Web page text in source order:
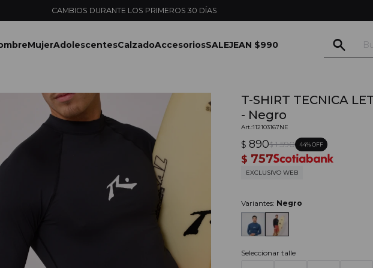
ENVÍOS EXPRESS EN MONTEVIDEO CON PEDIDOS YA
MujerAdolescentesCalzadoAccesoriosSALEJEAN $990
T-SHIRT TECNICA
- Negro
112103167NE
$ 890$ 1.590 44
$ 757
EXCLUSIVO WEB
Variantes: Negro
Seleccionar talle